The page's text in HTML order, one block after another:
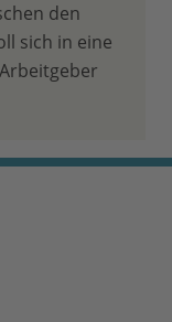
den
sich in eine